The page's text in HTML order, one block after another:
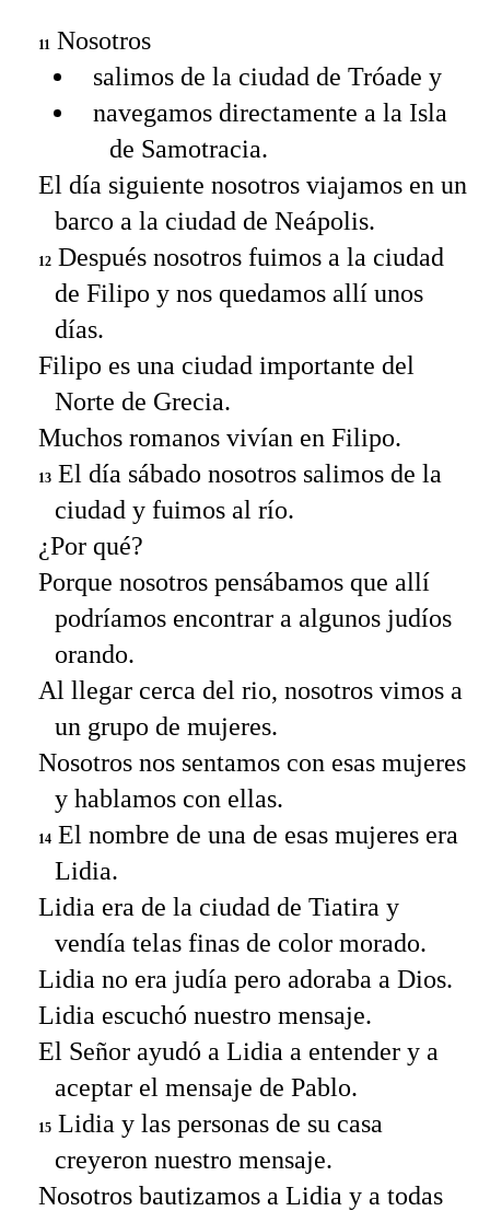
11 Nosotros
salimos de la ciudad de Tróade y
navegamos directamente a la Isla
de Samotracia.
El día siguiente nosotros viajamos en un
barco a la ciudad de Neápolis.
12 Después nosotros fuimos a la ciudad
de Filipo y nos quedamos allí unos
días.
Filipo es una ciudad importante del
Norte de Grecia.
Muchos romanos vivían en Filipo.
13 El día sábado nosotros salimos de la
ciudad y fuimos al río.
¿Por qué?
Porque nosotros pensábamos que allí
podríamos encontrar a algunos judíos
orando.
Al llegar cerca del rio, nosotros vimos a
un grupo de mujeres.
Nosotros nos sentamos con esas mujeres
y hablamos con ellas.
14 El nombre de una de esas mujeres era
Lidia.
Lidia era de la ciudad de Tiatira y
vendía telas finas de color morado.
Lidia no era judía pero adoraba a Dios.
Lidia escuchó nuestro mensaje.
El Señor ayudó a Lidia a entender y a
aceptar el mensaje de Pablo.
15 Lidia y las personas de su casa
creyeron nuestro mensaje.
Nosotros bautizamos a Lidia y a todas